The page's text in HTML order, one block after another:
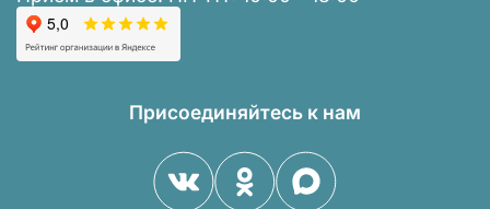
Присоединяйтесь к нам